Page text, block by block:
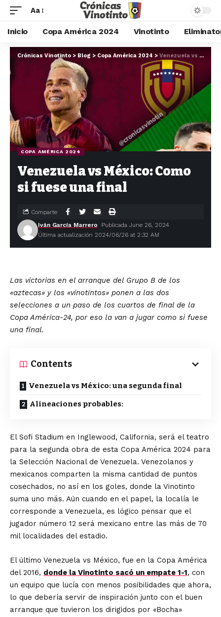
Aa
Inicio Copa América 2024 Vinotinto
Crónicas Vinotinto > Blog > Copa América 2024 > Venezuela vs México: Como si fuese una final
COPA AMÉRICA 2024
Venezuela vs México: Como
si fuese una final
Última actualización 2024/06/26 at 2:32 AM
Iván García Marrero Publicada June 26, 2024
Comparte
Las victorias en el arranque del Grupo B de los
«aztecas» y los «vinotintos» ponen a las dos
selecciones a un paso de los cuartos de final de la
Copa América-24, por eso la van a jugar como si fuese
una final.
Contents
Venezuela vs México: una segunda final
Alineaciones probables:
El Sofi Stadium en Inglewood, California, será el teatro
para la segunda obra de esta Copa América 2024 para
la Selección Nacional de Venezuela. Venezolanos y
mexicanos comparten la misma cantidad de puntos
cosechados, no así en los goles, donde la Vinotinto
suma uno más. Aún cuando en el papel, la localía le
corresponde a Venezuela, es lógico pensar que el
jugador número 12 será mexicano entre las más de 70
mil localidades del estadio.
El último Venezuela vs México, fue en la Copa América
del 2016, donde la Vinotinto sacó un empate 1-1, con
un equipo que lucía con menos posibilidades que ahora,
lo que debería servir de inspiración junto con el buen
arranque que tuvieron los dirigidos por «Bocha»